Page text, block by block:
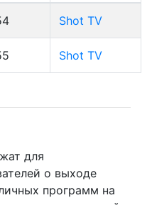
Shot TV
Shot TV
для
о выходе
программ на